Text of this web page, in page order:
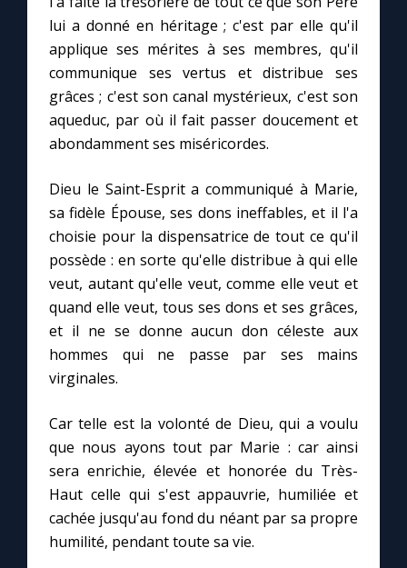
Une neuvaine
À la une
1000 Raisons de Croire
Contact
Faire un don
Marie de Nazareth
lui a donné en héritage ; c'est par elle qu'il
applique ses mérites à ses membres, qu'il
communique ses vertus et distribue ses
grâces ; c'est son canal mystérieux, c'est son
aqueduc, par où il fait passer doucement et
abondamment ses miséricordes.
Dieu le Saint-Esprit a communiqué à Marie,
sa fidèle Épouse, ses dons ineffables, et il l'a
choisie pour la dispensatrice de tout ce qu'il
possède : en sorte qu'elle distribue à qui elle
veut, autant qu'elle veut, comme elle veut et
quand elle veut, tous ses dons et ses grâces,
et il ne se donne aucun don céleste aux
hommes qui ne passe par ses mains
virginales.
Car telle est la volonté de Dieu, qui a voulu
que nous ayons tout par Marie : car ainsi
sera enrichie, élevée et honorée du Très-
Haut celle qui s'est appauvrie, humiliée et
cachée jusqu'au fond du néant par sa propre
humilité, pendant toute sa vie.